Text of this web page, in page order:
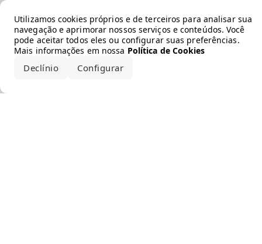
Utilizamos cookies próprios e de terceiros para analisar sua
navegação e aprimorar nossos serviços e conteúdos. Você
pode aceitar todos eles ou configurar suas preferências.
Mais informações em nossa Política de Cookies
Declínio Configurar
Error loading the brand